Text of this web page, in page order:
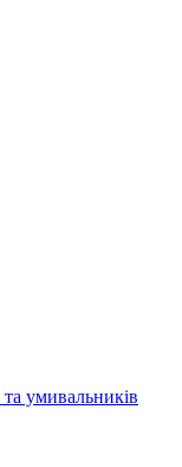
умивальників